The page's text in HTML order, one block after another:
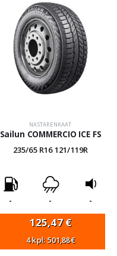
NASTARENKAAT
Sailun COMMERCIO ICE FS
235/65 R16 121/119R
- - -
125,47€
4 kpl: 501,88€